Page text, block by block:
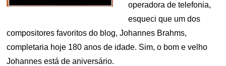
operadora de telefonia,
esqueci que um dos
compositores favoritos do blog, Johannes Brahms,
completaria hoje 180 anos de idade. Sim, o bom e velho
Johannes está de aniversário.